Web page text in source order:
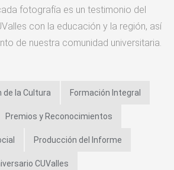
fotografía es un testimonio del
con la educación y la región, así
de nuestra comunidad universitaria.
de la Cultura Formación Integral
Premios y Reconocimientos
Producción del Informe
CUValles